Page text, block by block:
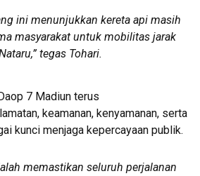
ini menunjukkan kereta api masih
masyarakat untuk mobilitas jarak
tegas Tohari.
7 Madiun terus
keamanan, kenyamanan, serta
kunci menjaga kepercayaan publik.
memastikan seluruh perjalanan